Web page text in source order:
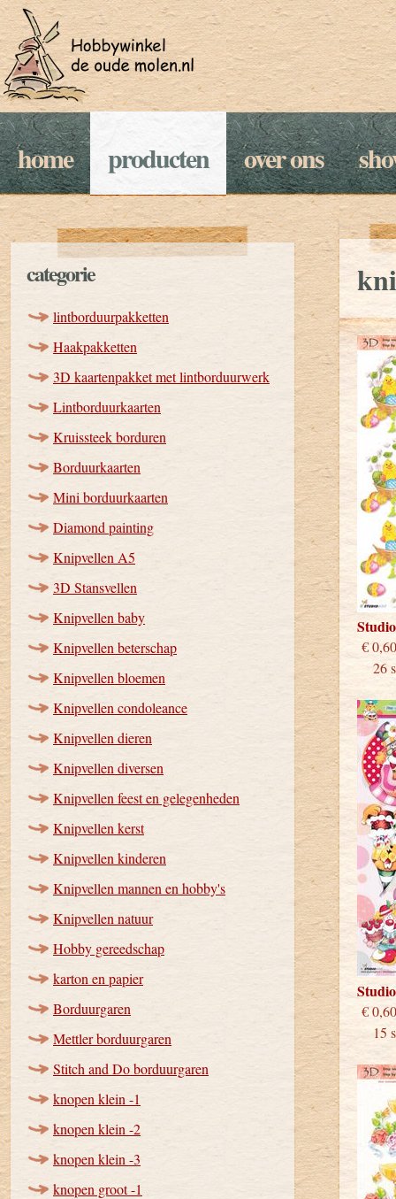
home producten over ons
categorie
lintborduurpakketten
Haakpakketten
3D kaartenpakket met lintborduurwerk
Lintborduurkaarten
Kruissteek borduren
Borduurkaarten
Mini borduurkaarten
Diamond painting
Knipvellen A5
3D Stansvellen
Knipvellen baby
Knipvellen beterschap
Knipvellen bloemen
Knipvellen condoleance
Knipvellen dieren
Knipvellen diversen
Knipvellen feest en gelegenheden
Knipvellen kerst
Knipvellen kinderen
Knipvellen mannen en hobby's
Knipvellen natuur
Hobby gereedschap
karton en papier
Borduurgaren
Mettler borduurgaren
Stitch and Do borduurgaren
knopen klein -1
knopen klein -2
knopen klein -3
knopen groot -1
26
15